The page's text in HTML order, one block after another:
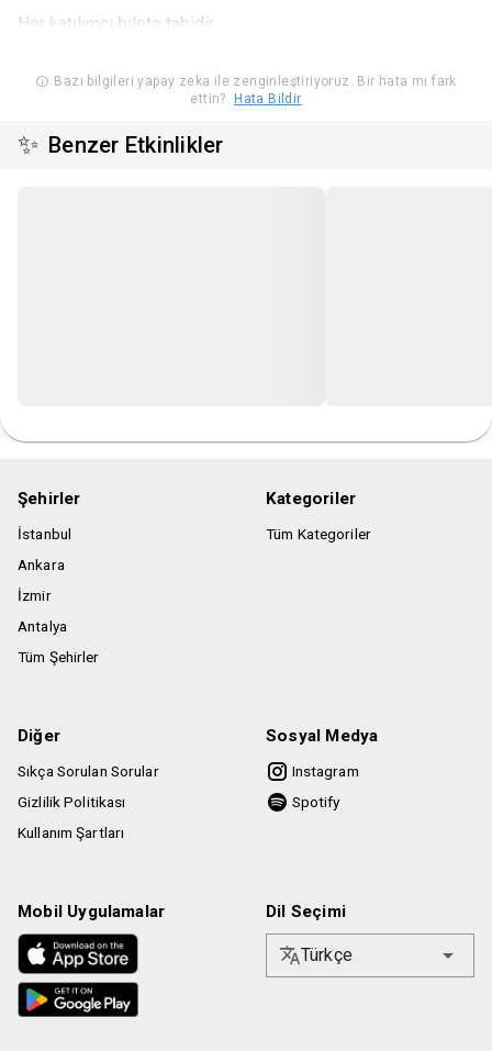
Her katılımcı bilete tabidir.
önemle rica ederiz.
Bazı bilgileri yapay zeka ile zenginleştiriyoruz. Bir hata mı fark
ettin?
Hata Bildir
✨ Benzer Etkinlikler
Şehirler
İstanbul
Ankara
İzmir
Antalya
Tüm Şehirler
Kategoriler
Tüm Kategoriler
Diğer
Sıkça Sorulan Sorular
Gizlilik Politikası
Kullanım Şartları
Sosyal Medya
Instagram
Spotify
Mobil Uygulamalar Dil Seçimi
Türkçe